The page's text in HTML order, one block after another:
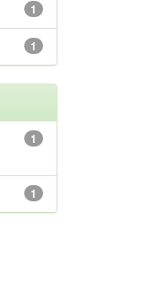
1
1
1
1